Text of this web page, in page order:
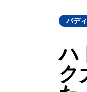
バデ
ハ
ク